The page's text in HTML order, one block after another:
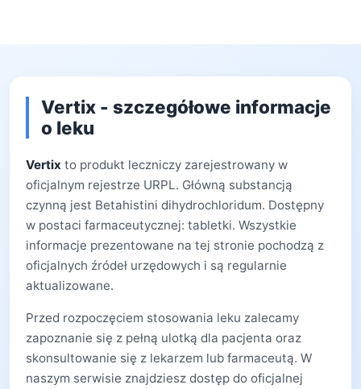
Vertix - szczegółowe informacje
o leku
Vertix to produkt leczniczy zarejestrowany w
oficjalnym rejestrze URPL. Główną substancją
czynną jest Betahistini dihydrochloridum. Dostępny
w postaci farmaceutycznej: tabletki. Wszystkie
informacje prezentowane na tej stronie pochodzą z
oficjalnych źródeł urzędowych i są regularnie
aktualizowane.
Przed rozpoczęciem stosowania leku zalecamy
zapoznanie się z pełną ulotką dla pacjenta oraz
skonsultowanie się z lekarzem lub farmaceutą. W
naszym serwisie znajdziesz dostęp do oficjalnej